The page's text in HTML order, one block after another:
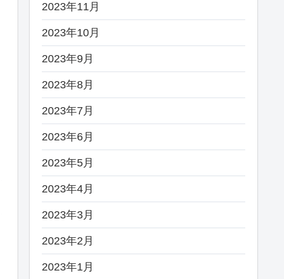
2023年11月
2023年10月
2023年9月
2023年8月
2023年7月
2023年6月
2023年5月
2023年4月
2023年3月
2023年2月
2023年1月